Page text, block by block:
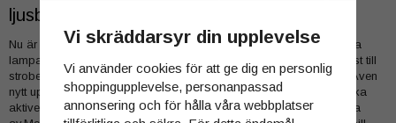
ljusbild och snabb dedikerad strobe
Nu är den äntligen här!!!En helt fenomenal lampa från Klarus. Denna
lampa har den uppdaterade 360° switchen med ultrasnabb åtkomst till
strobe-funktionen. Denna switch går att använda runt hela ringen. Även
nytt uppdaterat hölster, för att förhindra att den känsliga switchen ska
aktiveras i hölstret. Även sidoswitchen går att tillfälligt programmera
Vi skräddarsyr din upplevelse
Vi använder cookies för att ge dig en personlig
shoppingupplevelse, personanpassad
annonsering och för hålla våra webbplatser